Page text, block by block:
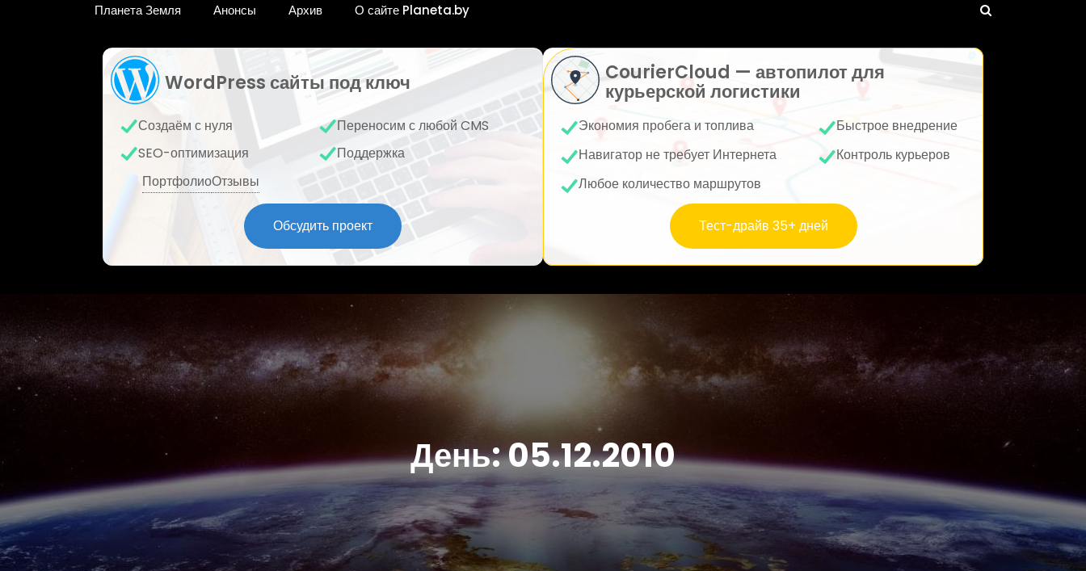
Планета Земля Анонсы Архив О сайте Planeta.by
WordPress сайты под ключ
Создаём с нуля
Переносим с любой CMS
SEO-оптимизация
Поддержка
ПортфолиоОтзывы
Обсудить проект
CourierCloud — автопилот для
курьерской логистики
Экономия пробега и топлива
Быстрое внедрение
Навигатор не требует Интернета
Контроль курьеров
Любое количество маршрутов
Тест-драйв 35+ дней
День:05.12.2010